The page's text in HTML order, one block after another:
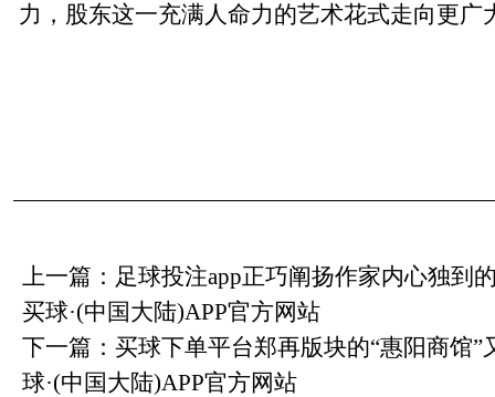
力，股东这一充满人命力的艺术花式走向更广
上一篇： 足球投注app正巧阐扬作家内心独到
买球·(中国大陆)APP官方网站
下一篇： 买球下单平台郑再版块的“惠阳商馆
球·(中国大陆)APP官方网站